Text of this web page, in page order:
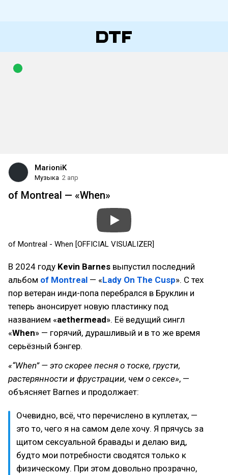
MarioniK
Музыка 2 апр
of Montreal — «When»
of Montreal - When [OFFICIAL VISUALIZER]
В 2024 году Kevin Barnes выпустил последний
альбом of Montreal — «Lady On The Cusp». С тех
пор ветеран инди-попа перебрался в Бруклин и
теперь анонсирует новую пластинку под
названием «aethermead». Её ведущий сингл
«When» — горячий, дурашливый и в то же время
серьёзный бэнгер.
«“When” — это скорее песня о тоске, грусти,
растерянности и фрустрации, чем о сексе», —
объясняет Barnes и продолжает:
Очевидно, всё, что перечислено в куплетах, —
это то, чего я на самом деле хочу. Я прячусь за
щитом сексуальной бравады и делаю вид,
будто мои потребности сводятся только к
физическому. При этом довольно прозрачно,